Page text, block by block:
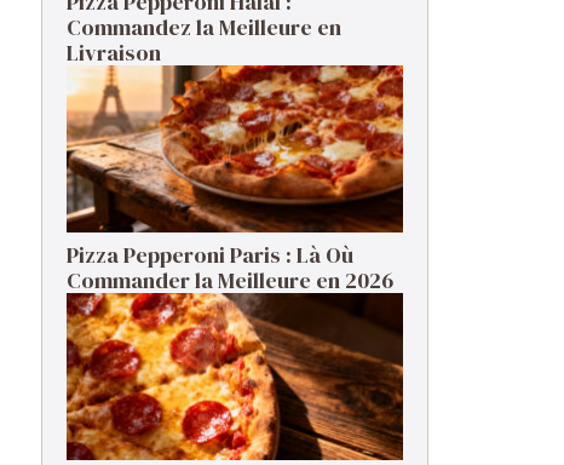
Commandez la Meilleure en
Livraison
Pizza Pepperoni Paris : Là Où
Commander la Meilleure en 2026